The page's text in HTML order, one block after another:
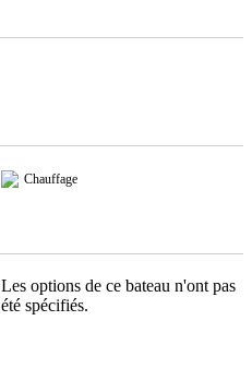
Chauffage
Les options de ce bateau n'ont pas
été spécifiés.